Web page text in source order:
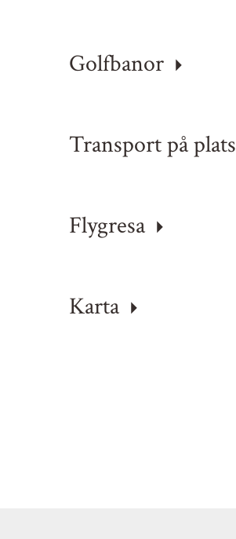
Golfbanor
Transport på plats
Flygresa
Karta